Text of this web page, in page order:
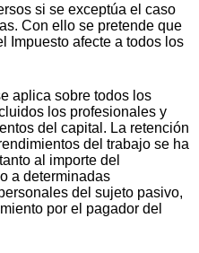
si se exceptúa el caso
Con ello se pretende que
Impuesto afecte a todos los
aplica sobre todos los
los profesionales y
del capital. La retención
del trabajo se ha
al importe del
a determinadas
del sujeto pasivo,
por el pagador del